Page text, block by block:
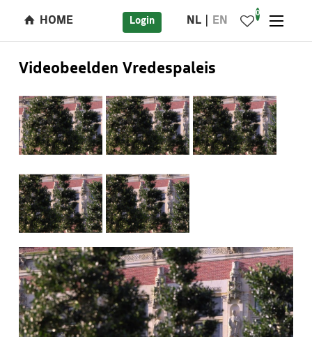
HOME Login NL EN
0
Videobeelden Vredespaleis